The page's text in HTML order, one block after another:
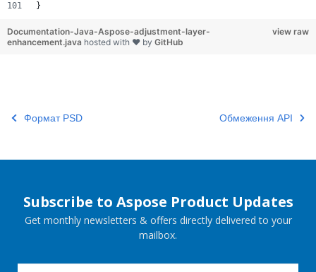
}
view raw
Documentation-Java-Aspose-adjustment-layer-
enhancement.java hosted with ❤ by GitHub
Формат PSD Обмеження API
Subscribe to Aspose Product Updates
Get monthly newsletters & offers directly delivered to your
mailbox.